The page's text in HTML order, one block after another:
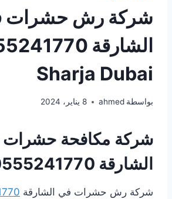
شركة رش حشرات
Sharja Dubai
بواسطة ahmed 8 يناير، 2024
شركة مكافحة
الشارقة
شركة رش حشرات في الشارقة